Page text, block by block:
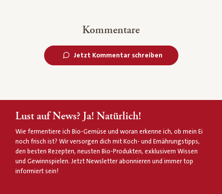
Kommentare
Jetzt Kommentar schreiben
Lust auf News? Ja! Natürlich!
Wie fermentiere ich Bio-Gemüse und woran erkenne ich, ob mein Ei
noch frisch ist? Wir versorgen dich mit Koch- und Ernährungstipps,
den besten Rezepten, neusten Bio-Produkten, exklusivem Wissen
und Gewinnspielen. Jetzt Newsletter abonnieren und immer top
informiert sein!